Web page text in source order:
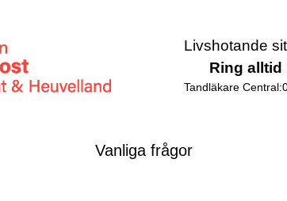
Livshotande
Ring alltid
Tandläkare Central:
Vanliga frågor